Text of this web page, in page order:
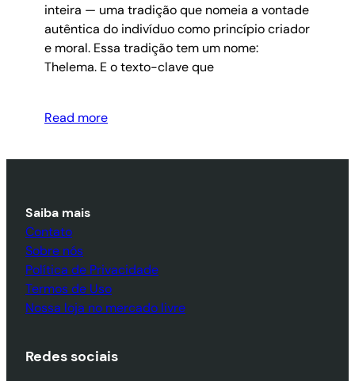
inteira — uma tradição que nomeia a vontade
autêntica do indivíduo como princípio criador
e moral. Essa tradição tem um nome:
Thelema. E o texto-clave que
Read more
Saiba mais
Contato
Sobre nós
Política de Privacidade
Termos de Uso
Nossa loja no mercado livre
Redes sociais